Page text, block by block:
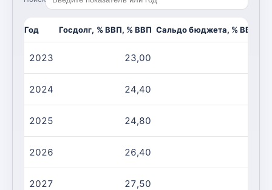
Год Госдолг, % ВВП, % ВВП Сальдо бюджета, % ВВП, %
2023 23,00
2024 24,40
2025 24,80
2026 26,40
2027 27,50